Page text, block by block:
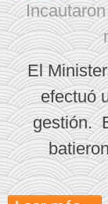
El
efectuó
gestión.